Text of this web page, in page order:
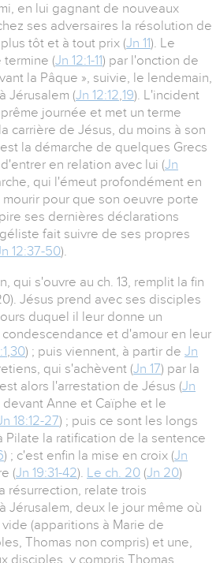
en lui gagnant de nouveaux
ses adversaires la résolution de
tôt et à tout prix (Jn 11). Le
termine (Jn 12:1-11) par l'onction de
la Pâque », suivie, le lendemain,
Jérusalem (Jn 12:12,19). L'incident
journée et met un terme
carrière de Jésus, du moins à son
la démarche de quelques Grecs
en relation avec lui (Jn
qui l'émeut profondément en
pour que son oeuvre porte
ses dernières déclarations
fait suivre de ses propres
12:37-50).
qui s'ouvre au ch. 13, remplit la fin
Jésus prend avec ses disciples
duquel il leur donne un
et d'amour en leur
,30) ; puis viennent, à partir de Jn
qui s'achèvent (Jn 17) par la
alors l'arrestation de Jésus (Jn
devant Anne et Caïphe et le
18:12-27) ; puis ce sont les longs
Pilate la ratification de la sentence
) ; c'est enfin la mise en croix (Jn
(Jn 19:31-42). Le ch. 20 (Jn 20)
résurrection, relate trois
Jérusalem, deux le jour même où
(apparitions à Marie de
Thomas non compris) et une,
disciples, y compris Thomas.